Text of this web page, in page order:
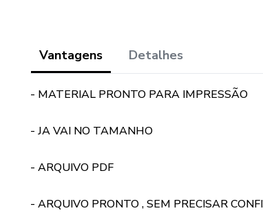
🩵 Na opção preta e
Vantagens Detalhes
- MATERIAL PRONTO PARA IMPRESSÃO
- JA VAI NO TAMANHO
- ARQUIVO PDF
- ARQUIVO PRONTO , SEM PRECISAR